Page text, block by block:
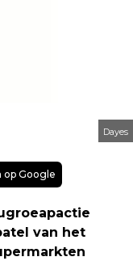
Dayes
op Google
van het